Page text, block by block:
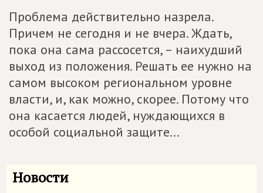
Проблема действительно назрела.
Причем не сегодня и не вчера. Ждать,
пока она сама рассосется, – наихудший
выход из положения. Решать ее нужно на
самом высоком региональном уровне
власти, и, как можно, скорее. Потому что
она касается людей, нуждающихся в
особой социальной защите...
Новости